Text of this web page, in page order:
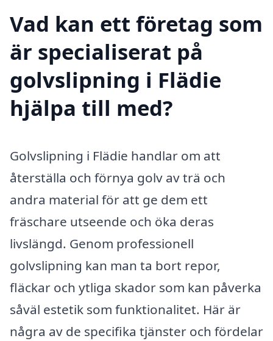
Vad kan ett företag som
är specialiserat på
golvslipning i Flädie
hjälpa till med?
Golvslipning i Flädie handlar om att
återställa och förnya golv av trä och
andra material för att ge dem ett
fräschare utseende och öka deras
livslängd. Genom professionell
golvslipning kan man ta bort repor,
fläckar och ytliga skador som kan påverka
såväl estetik som funktionalitet. Här är
några av de specifika tjänster och fördelar